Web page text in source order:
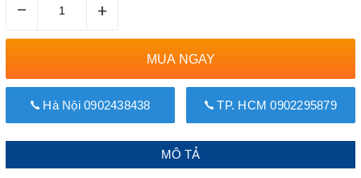
– +
MUA NGAY
Hà Nội 0902438438 TP. HCM 0902295879
MÔ TẢ